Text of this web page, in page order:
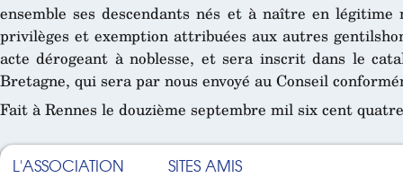
ensemble ses descendants nés et à naître en légitime
privilèges et exemption attribuées aux autres
acte dérogeant à noblesse, et sera inscrit dans le
Bretagne, qui sera par nous envoyé au Conseil
Fait à Rennes le douzième septembre mil six cent
L'ASSOCIATION SITES AMIS